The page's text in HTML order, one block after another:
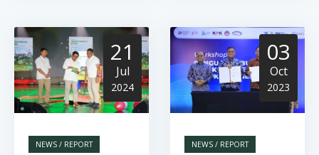
21
Jul
2024
NEWS / REPORT
03
Oct
2023
NEWS / REPORT